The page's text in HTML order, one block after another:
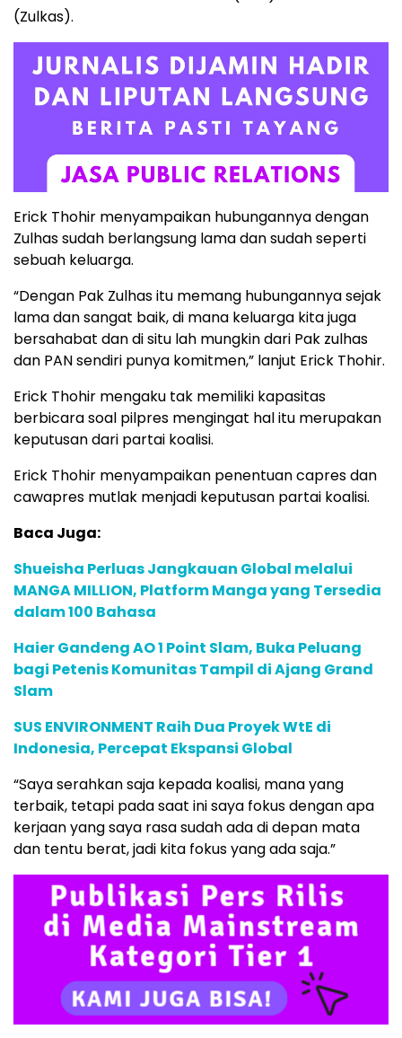
(Zulkas).
Erick Thohir menyampaikan hubungannya dengan
Zulhas sudah berlangsung lama dan sudah seperti
sebuah keluarga.
“Dengan Pak Zulhas itu memang hubungannya sejak
lama dan sangat baik, di mana keluarga kita juga
bersahabat dan di situ lah mungkin dari Pak zulhas
dan PAN sendiri punya komitmen,” lanjut Erick Thohir.
Erick Thohir mengaku tak memiliki kapasitas
berbicara soal pilpres mengingat hal itu merupakan
keputusan dari partai koalisi.
Erick Thohir menyampaikan penentuan capres dan
cawapres mutlak menjadi keputusan partai koalisi.
Baca Juga:
Shueisha Perluas Jangkauan Global melalui
MANGA MILLION, Platform Manga yang Tersedia
dalam 100 Bahasa
Haier Gandeng AO 1 Point Slam, Buka Peluang
bagi Petenis Komunitas Tampil di Ajang Grand
Slam
SUS ENVIRONMENT Raih Dua Proyek WtE di
Indonesia, Percepat Ekspansi Global
“Saya serahkan saja kepada koalisi, mana yang
terbaik, tetapi pada saat ini saya fokus dengan apa
kerjaan yang saya rasa sudah ada di depan mata
dan tentu berat, jadi kita fokus yang ada saja.”